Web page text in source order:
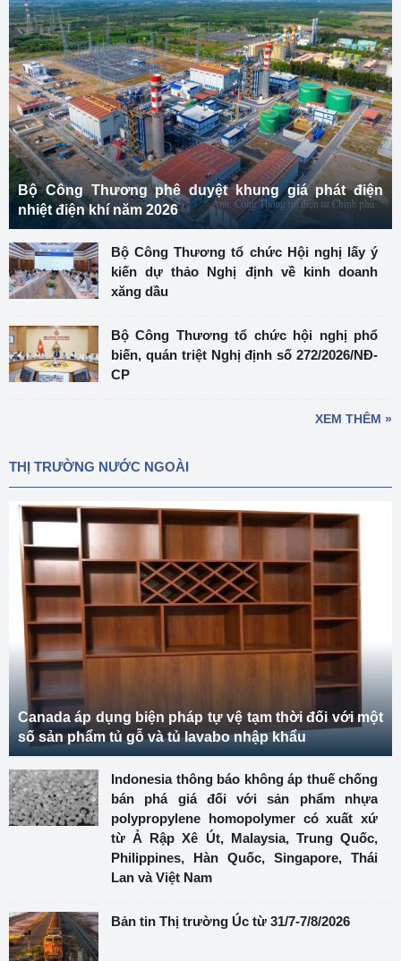
Bộ Công Thương phê duyệt khung giá phát điện
nhiệt điện khí năm 2026
Bộ Công Thương tổ chức Hội nghị lấy ý
kiến dự thảo Nghị định về kinh doanh
xăng dầu
Bộ Công Thương tổ chức hội nghị phổ
biến, quán triệt Nghị định số 272/2026/NĐ-
CP
XEM THÊM »
THỊ TRƯỜNG NƯỚC NGOÀI
Canada áp dụng biện pháp tự vệ tạm thời đối với một
số sản phẩm tủ gỗ và tủ lavabo nhập khẩu
Indonesia thông báo không áp thuế chống
bán phá giá đối với sản phẩm nhựa
polypropylene homopolymer có xuất xứ
từ Ả Rập Xê Út, Malaysia, Trung Quốc,
Philippines, Hàn Quốc, Singapore, Thái
Lan và Việt Nam
Bản tin Thị trường Úc từ 31/7-7/8/2026